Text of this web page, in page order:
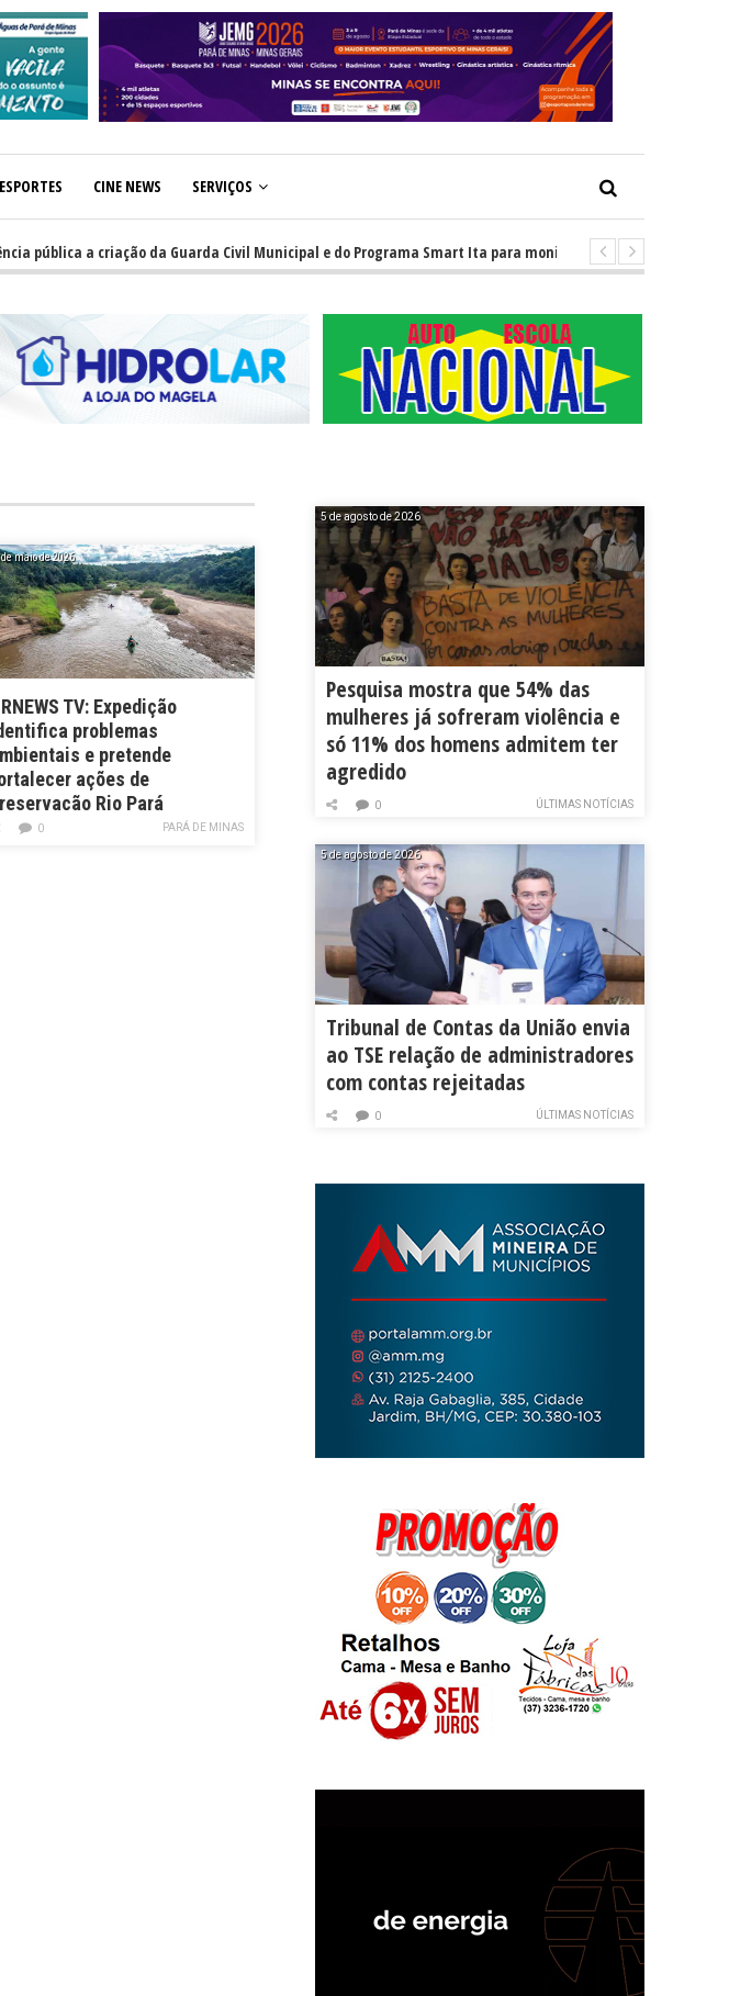
ESPORTES CINE NEWS SERVIÇOS
a criação da Guarda Civil Municipal e do Programa Smart Ita para monitoramento da cidade
de maio de 2026
TV: Expedição
problemas
e pretende
ações de
Rio Pará
PARÁ DE MINAS
0
5 de agosto de 2026
Pesquisa mostra que 54% das
mulheres já sofreram violência e
só 11% dos homens admitem ter
agredido
ÚLTIMAS NOTÍCIAS
0
5 de agosto de 2026
Tribunal de Contas da União envia
ao TSE relação de administradores
com contas rejeitadas
ÚLTIMAS NOTÍCIAS
0